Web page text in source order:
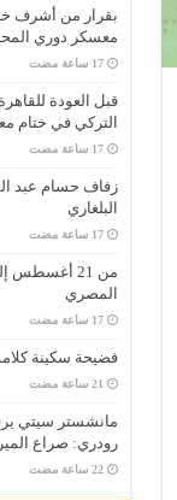
بقرار من أشرف
معسكر دوري
‏17 ساعة مضت
قبل العودة
التركي في ختام
‏17 ساعة مضت
زفاف حسام عبد
البلغاري
‏17 ساعة مضت
من 21
المصري
‏17 ساعة مضت
فضيحة سكينة
مانشستر سيتي
رودري: صراع
‏22 ساعة مضت